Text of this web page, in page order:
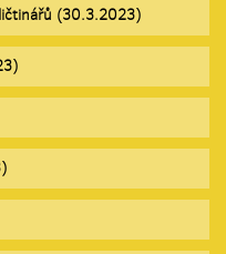
(30.3.2023)